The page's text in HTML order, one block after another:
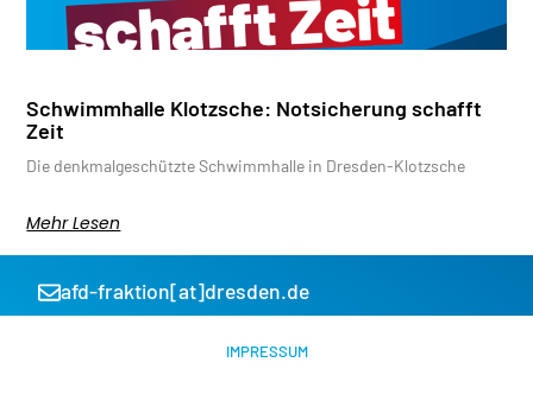
Schwimmhalle Klotzsche: Notsicherung schafft
Zeit
Die denkmalgeschützte Schwimmhalle in Dresden-Klotzsche
Mehr Lesen
IMPRESSUM
afd-fraktion[at]dresden.de